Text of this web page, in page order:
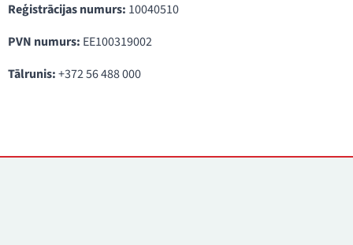
Reģistrācijas numurs: 10040510
PVN numurs: EE100319002
Tālrunis:+372 56 488 000